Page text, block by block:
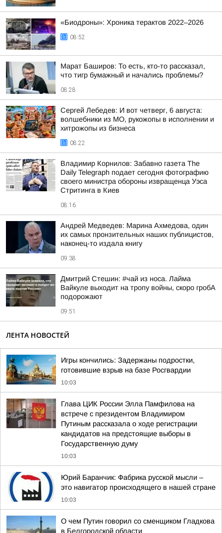
«Биодроны»: Хроника терактов 2022–2026
08:52
Марат Баширов: То есть, кто-то рассказал,
что тигр бумажный и начались проблемы?
08:28
Сергей Лебедев: И вот четверг, 6 августа:
волшебники из МО, рукожопы в исполнении и
хитрожопы из бизнеса
08:22
Владимир Корнилов: Забавно газета The
Daily Telegraph подает сегодня фотографию
своего министра обороны извращенца Уэса
Стритинга в Киев
08:16
Андрей Медведев: Марина Ахмедова, один
их самых пронзительных наших публицистов,
наконец-то издала книгу
09:38
Дмитрий Стешин: #чай из носа. Лайма
Вайкуле выходит на тропу войны, скоро гробА
подорожают
09:51
ЛЕНТА НОВОСТЕЙ
Игры кончились: Задержаны подростки,
готовившие взрыв на базе Росгвардии
10:03
Глава ЦИК России Элла Памфилова на
встрече с президентом Владимиром
Путиным рассказала о ходе регистрации
кандидатов на предстоящие выборы в
Государственную думу
10:03
Юрий Баранчик: Фабрика русской мысли –
это навигатор происходящего в нашей стране
10:03
О чем Путин говорил со сменщиком Гладкова
в Белгородской области